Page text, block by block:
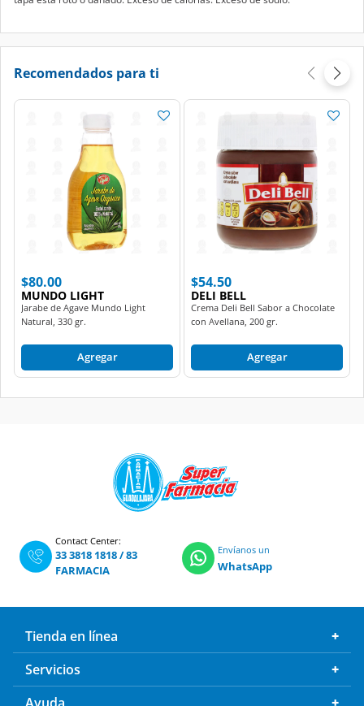
Recomendados para ti
$80.00
MUNDO LIGHT
Jarabe de Agave Mundo Light
Natural, 330 gr.
Agregar
$54.50
DELI BELL
Crema Deli Bell Sabor a Chocolate
con Avellana, 200 gr.
Agregar
Contact Center:
33 3818 1818/83
FARMACIA
Envíanos un
WhatsApp
Tienda en línea
Servicios